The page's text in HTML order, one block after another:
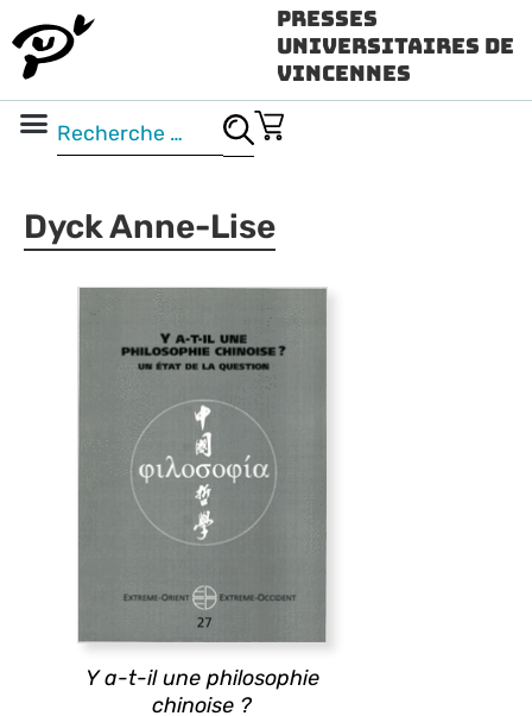
Presses
Universitaires de
Vincennes
Dyck Anne-Lise
Y a-t-il une philosophie
chinoise ?